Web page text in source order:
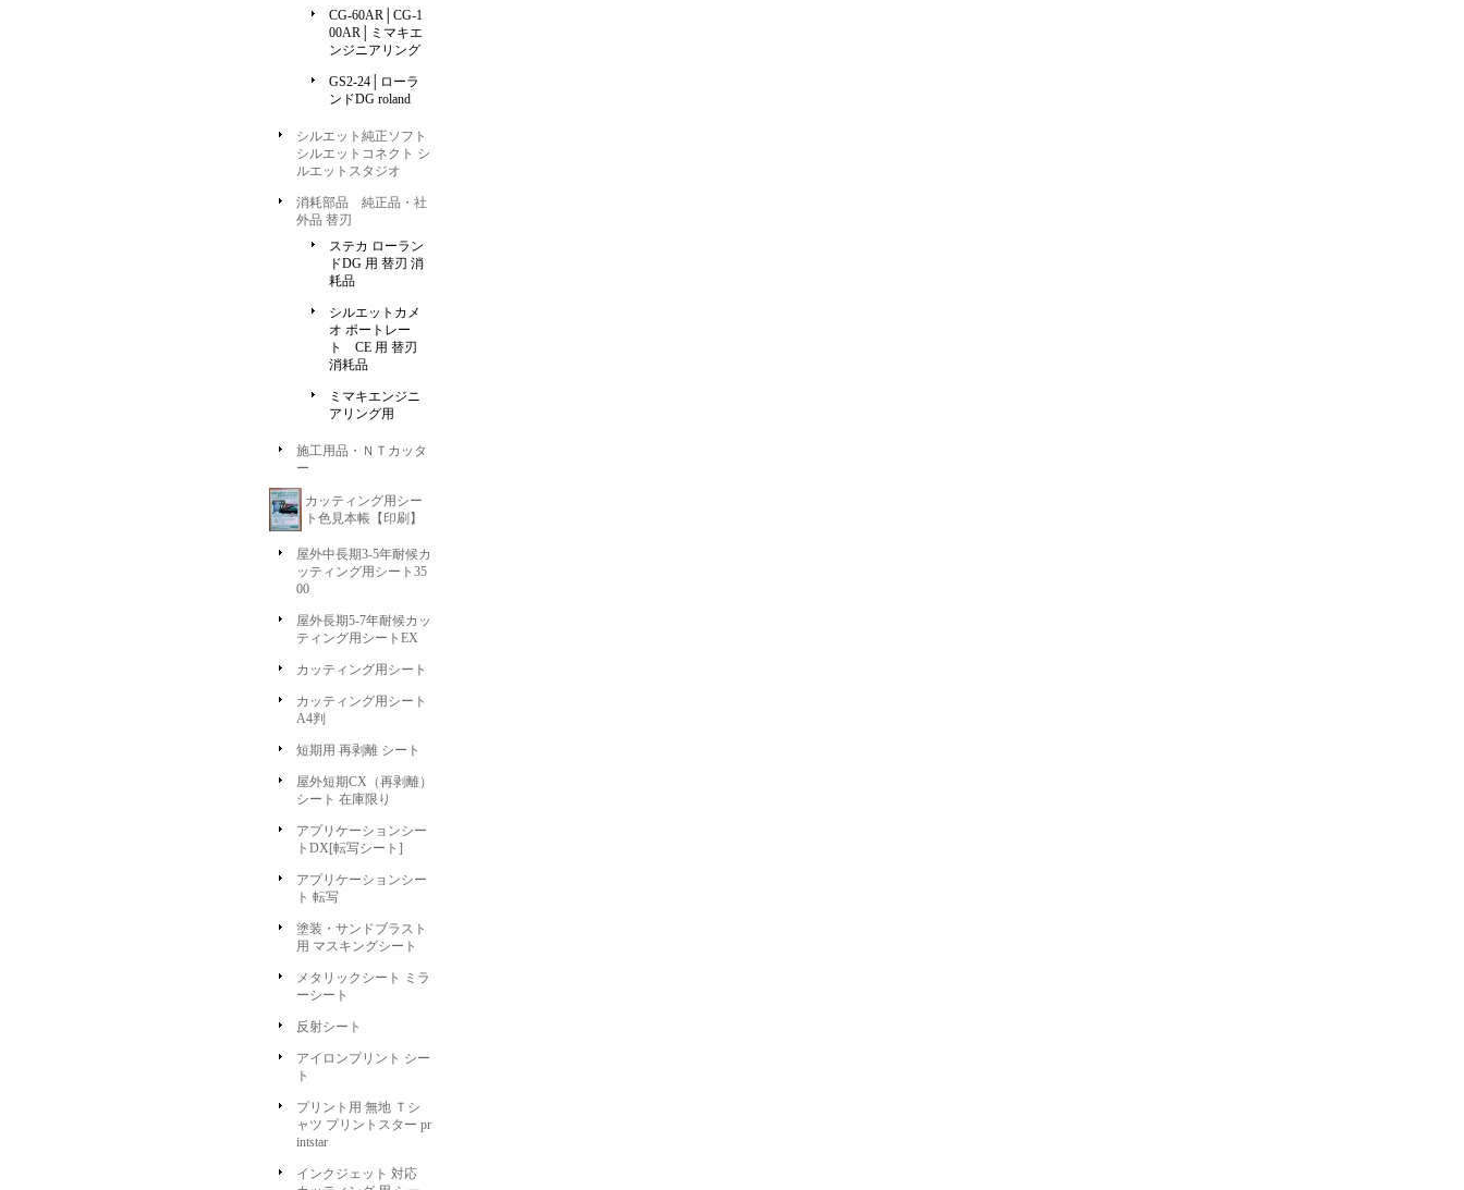
CG-60AR│CG-1
00AR│ミマキエ
ンジニアリング
GS2-24│ローラ
ンドDG roland
シルエット純正ソフト
シルエットコネクト シ
ルエットスタジオ
消耗部品 純正品・社
外品 替刃
ステカ ローラン
ドDG 用 替刃 消
耗品
シルエットカメ
オ ポートレー
ト CE 用 替刃
消耗品
ミマキエンジニ
アリング用
施工用品・ＮＴカッタ
ー
カッティング用シー
ト色見本帳【印刷】
屋外中長期3-5年耐候カ
ッティング用シート35
00
屋外長期5-7年耐候カッ
ティング用シートEX
カッティング用シート
カッティング用シート
A4判
短期用 再剥離 シート
屋外短期CX（再剥離）
シート 在庫限り
アプリケーションシー
トDX[転写シート]
アプリケーションシー
ト 転写
塗装・サンドブラスト
用 マスキングシート
メタリックシート ミラ
ーシート
反射シート
アイロンプリント シー
ト
プリント用 無地 Ｔシ
ャツ プリントスター pr
intstar
インクジェット 対応